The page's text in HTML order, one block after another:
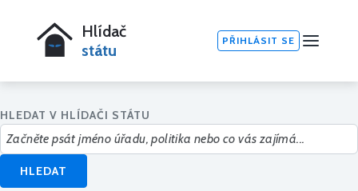
Hlídač
státu
PŘIHLÁSIT SE
HLEDAT V HLÍDAČI STÁTU
HLEDAT